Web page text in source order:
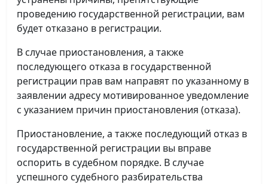
проведению государственной регистрации, вам
будет отказано в регистрации.
В случае приостановления, а также
последующего отказа в государственной
регистрации прав вам направят по указанному в
заявлении адресу мотивированное уведомление
с указанием причин приостановления (отказа).
Приостановление, а также последующий отказ в
государственной регистрации вы вправе
оспорить в судебном порядке. В случае
успешного судебного разбирательства